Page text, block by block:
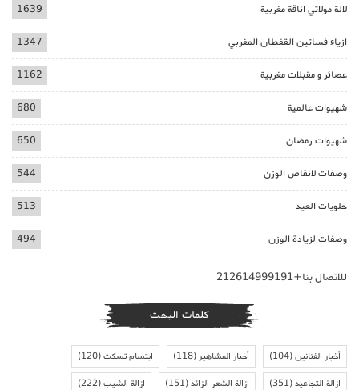
لالة مولاتي اناقة مغربية 1639
ازياء فساتين القفطان المغربي 1347
عصائر و مقبلات مغربية 1162
شهيوات عالمية 680
شهيوات رمضان 650
وصفات لانقاص الوزن 544
حلويات العيد 513
وصفات لزيادة الوزن 494
للاتصال بنا+212614999191
كلمات البحث
أخبار الفنانين(104) أخبار المشاهير(118) ابتسام تسكت(120)
ازالة التجاعيد(351) ازالة الشعر الزائد(151) ازالة الشيب(222)